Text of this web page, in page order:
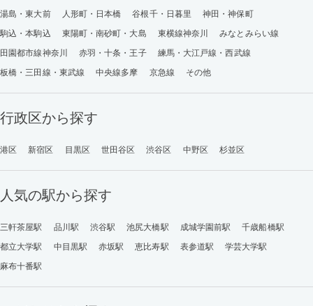
湯島・東大前
人形町・日本橋 谷根千・日暮里
神田・神保町
駒込・本駒込
東陽町・南砂町・大島 東横線神奈川
みなとみらい線
田園都市線神奈川
赤羽・十条・王子
練馬・大江戸線・西武線
板橋・三田線・東武線
中央線多摩 京急線 その他
行政区から探す
港区 新宿区 目黒区 世田谷区 渋谷区 中野区 杉並区
人気の駅から探す
三軒茶屋駅 品川駅 渋谷駅 池尻大橋駅 成城学園前駅
千歳船橋駅
都立大学駅
中目黒駅 赤坂駅 恵比寿駅 表参道駅
学芸大学駅
麻布十番駅